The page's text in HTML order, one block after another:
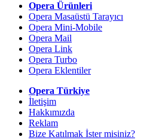
Opera Ürünleri
Opera Masaüstü Tarayıcı
Opera Mini-Mobile
Opera Mail
Opera Link
Opera Turbo
Opera Eklentiler
Opera Türkiye
İletişim
Hakkımızda
Reklam
Bize Katılmak İster misiniz?